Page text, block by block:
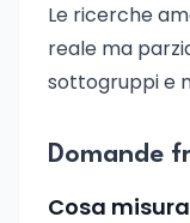
Le ricerche
reale ma
sottogruppi e
Domande
Cosa